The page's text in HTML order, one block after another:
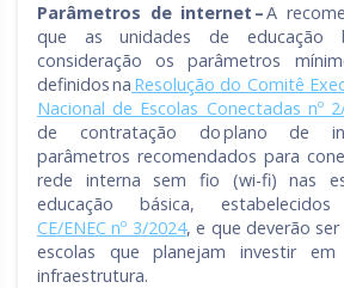
Parâmetros de internet –A
que as unidades de educação
consideração os parâmetros
definidos na Resolução do Comitê
Nacional de Escolas Conectadas nº
de contratação do plano de
parâmetros recomendados para
rede interna sem fio (wi-fi) nas
educação básica,
CE/ENEC nº 3/2024, e que deverão
escolas que planejam investir em
infraestrutura.